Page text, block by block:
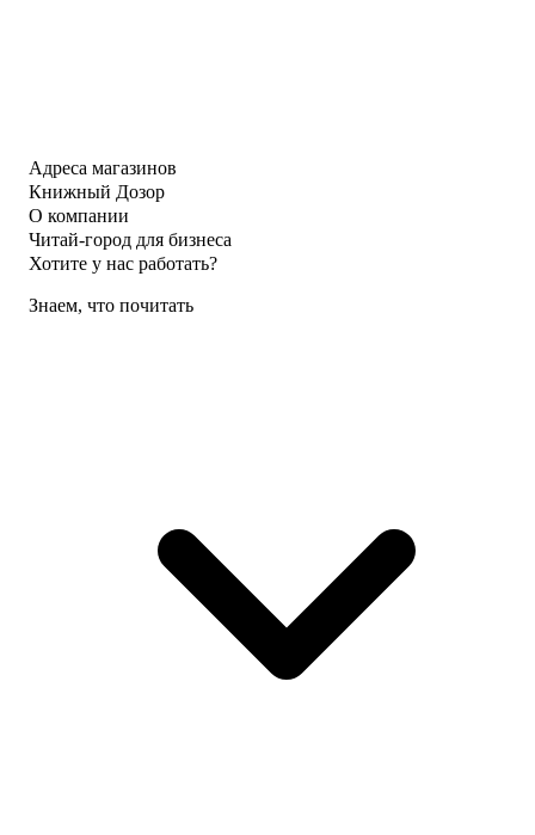
Адреса магазинов
Книжный Дозор
О компании
Читай-город для бизнеса
Хотите у нас работать?
Знаем, что почитать